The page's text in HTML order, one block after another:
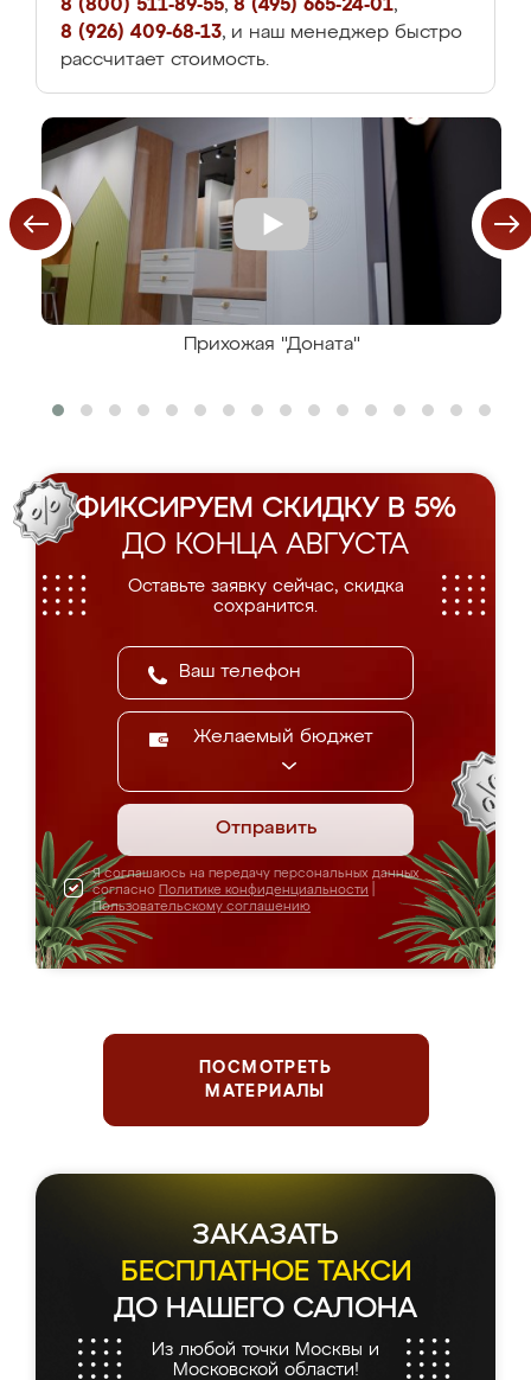
8 (800) 511-89-55, 8 (495) 665-24-01,
8 (926) 409-68-13, и наш менеджер быстро
рассчитает стоимость.
Прихожая "Доната"
ФИКСИРУЕМ СКИДКУ В 5%
ДО КОНЦА АВГУСТА
Оставьте заявку сейчас, скидка
сохранится.
Желаемый бюджет
Отправить
Я соглашаюсь на передачу персональных данных
согласно Политике конфиденциальности
Пользовательскому соглашению
ПОСМОТРЕТЬ
МАТЕРИАЛЫ
ЗАКАЗАТЬ
БЕСПЛАТНОЕ ТАКСИ
ДО НАШЕГО САЛОНА
Из любой точки Москвы и
Московской области!